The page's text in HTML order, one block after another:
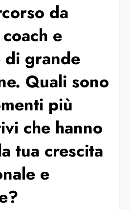
da
e
di grande
Quali sono
più
che hanno
tua crescita
e